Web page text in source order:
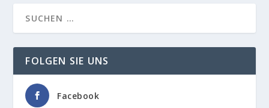
FOLGEN SIE UNS
Facebook